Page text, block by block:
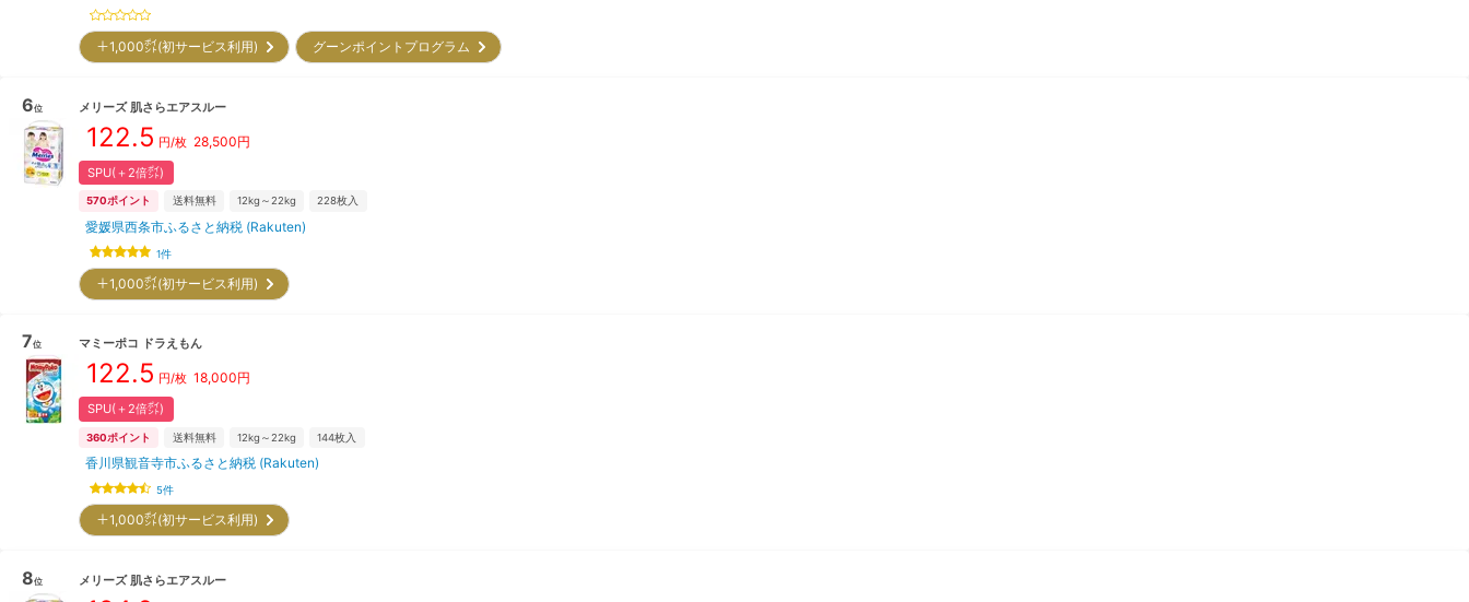
＋1,000㌽(初サービス利用) グーンポイントプログラム
6位 メリーズ 肌さらエアスルー
122.5 円/枚 28,500円
SPU(＋2倍㌽)
570ポイント 送料無料 12kg～22kg 228枚入
愛媛県西条市ふるさと納税 (Rakuten)
1件
＋1,000㌽(初サービス利用)
7位 マミーポコ ドラえもん
122.5 円/枚 18,000円
SPU(＋2倍㌽)
360ポイント 送料無料 12kg～22kg 144枚入
香川県観音寺市ふるさと納税 (Rakuten)
5件
＋1,000㌽(初サービス利用)
8位 メリーズ 肌さらエアスルー